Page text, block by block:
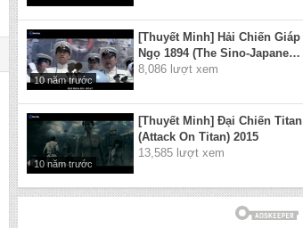
10 năm trước
[Thuyết Minh] Hải Chiến Giáp
Ngọ 1894 (The Sino-Japanese
War at Sea 1894)
8,086 lượt xem
10 năm trước
[Thuyết Minh] Đại Chiến Titan
(Attack On Titan) 2015
13,585 lượt xem